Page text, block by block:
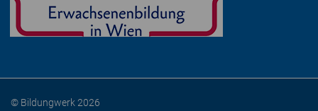
© Bildungwerk 2026